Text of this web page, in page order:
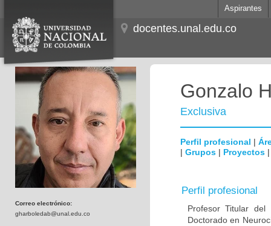
Aspirantes
docentes.unal.edu.co
Correo electrónico:
gharboledab@unal.edu.co
Gonzalo
Exclusiva
Perfil profesional |
| Grupos | Proyectos
Perfil profesional
Profesor Titular
Doctorado en